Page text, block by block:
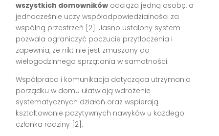
wszystkich domowników odciąża jedną osobę, a
jednocześnie uczy współodpowiedzialności za
wspólną przestrzeń [2] . Jasno ustalony system
pozwala ograniczyć poczucie przytłoczenia i
zapewnia, że nikt nie jest zmuszony do
wielogodzinnego sprzątania w samotności.
Współpraca i komunikacja dotycząca utrzymania
porządku w domu ułatwiają wdrożenie
systematycznych działań oraz wspierają
kształtowanie pozytywnych nawyków u każdego
członka rodziny [2] .